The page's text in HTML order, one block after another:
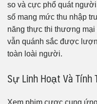
so và cực phổ quát
số mang mức thu nhập
năng thực thi thương
vẫn quánh sắc được
toàn loài người.
Sự Linh Hoạt Và
Xem phim cược cung